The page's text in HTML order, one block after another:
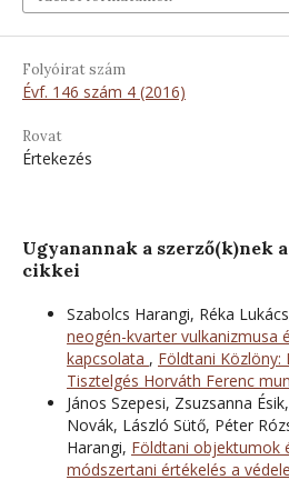
Folyóirat szám
Évf. 146 szám 4 (2016)
Rovat
Értekezés
Ugyanannak a szerző(k)nek
cikkei
Szabolcs Harangi, Réka
neogén-kvarter vulkanizmusa
kapcsolata , Földtani Közlöny:
Tisztelgés Horváth Ferenc
János Szepesi, Zsuzsanna
Novák, László Sütő, Péter
Harangi, Földtani objektumok
módszertani értékelés a